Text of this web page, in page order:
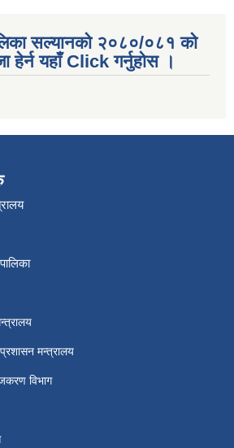
सल्यानको २०८०/०८१ को
हेर्न यहाँ Click गर्नुहोस ।
मन्त्रालय
विभाग